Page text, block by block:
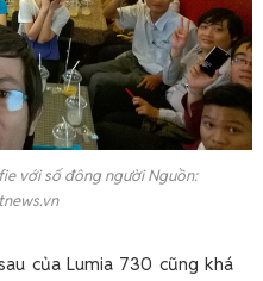
với số đông người Nguồn:
của Lumia 730 cũng khá